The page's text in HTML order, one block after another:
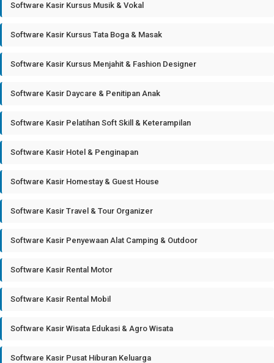
Software Kasir Kursus Musik & Vokal
Software Kasir Kursus Tata Boga & Masak
Software Kasir Kursus Menjahit & Fashion Designer
Software Kasir Daycare & Penitipan Anak
Software Kasir Pelatihan Soft Skill & Keterampilan
Software Kasir Hotel & Penginapan
Software Kasir Homestay & Guest House
Software Kasir Travel & Tour Organizer
Software Kasir Penyewaan Alat Camping & Outdoor
Software Kasir Rental Motor
Software Kasir Rental Mobil
Software Kasir Wisata Edukasi & Agro Wisata
Software Kasir Pusat Hiburan Keluarga